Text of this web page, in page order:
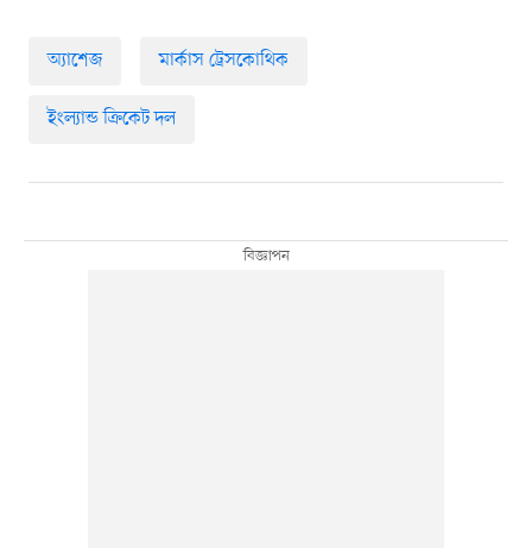
অ্যাশেজ মার্কাস ট্রেসকোথিক
ইংল্যান্ড ক্রিকেট দল